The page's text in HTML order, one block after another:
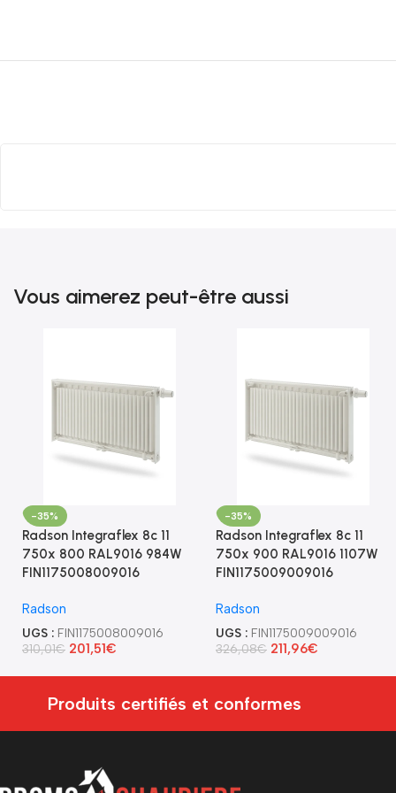
Vous aimerez peut-être aussi
-35%
Radson Integraflex 8c 11
750x 800 RAL9016 984W
FIN1175008009016
Radson
UGS : FIN1175008009016
310,01€ 201,51€
-35%
Radson Integraflex 8c 11
750x 900 RAL9016 1107W
FIN1175009009016
Radson
UGS : FIN1175009009016
326,08€ 211,96€
Produits certifiés et conformes